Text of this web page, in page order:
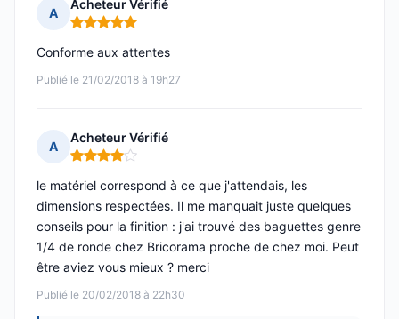
A
Acheteur Vérifié
Note : 5 sur 5
Publié le 21/02/2018 à 19h27
Conforme aux attentes
A
Acheteur Vérifié
Note : 4 sur 5
Publié le 20/02/2018 à 22h30
le matériel correspond à ce que j'attendais, les
dimensions respectées. Il me manquait juste quelques
conseils pour la finition : j'ai trouvé des baguettes genre
1/4 de ronde chez Bricorama proche de chez moi. Peut
être aviez vous mieux ? merci